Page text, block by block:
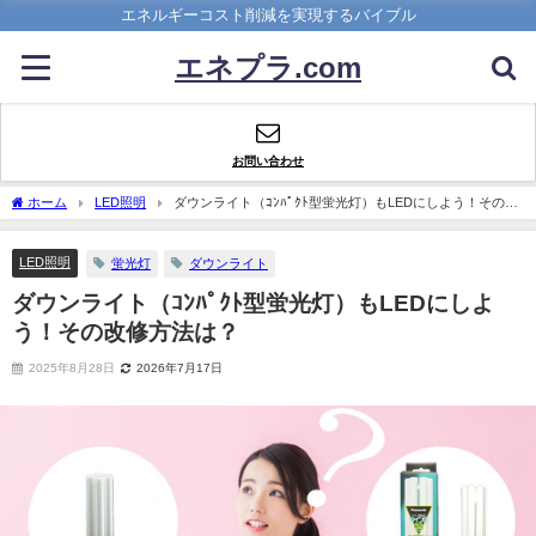
エネルギーコスト削減を実現するバイブル
エネプラ.com
お問い合わせ
ホーム LED照明
ダウンライト（ｺﾝﾊﾟｸﾄ型蛍光灯）もLEDにしよう！その改
修方法は？
LED照明 蛍光灯 ダウンライト
ダウンライト（ｺﾝﾊﾟｸﾄ型蛍光灯）もLEDにしよ
う！その改修方法は？
2025年8月28日 2026年7月17日